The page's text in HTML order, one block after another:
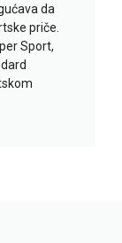
da
priče.
Sport,